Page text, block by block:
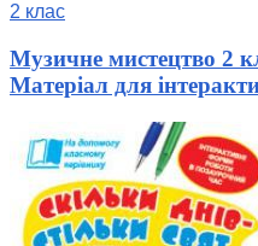
2 клас
Музичне мистецтво 2
Матеріал для